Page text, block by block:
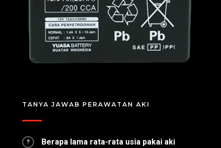
TANYA JAWAB PERAWATAN AKI
?
Berapa lama rata-rata usia pakai aki